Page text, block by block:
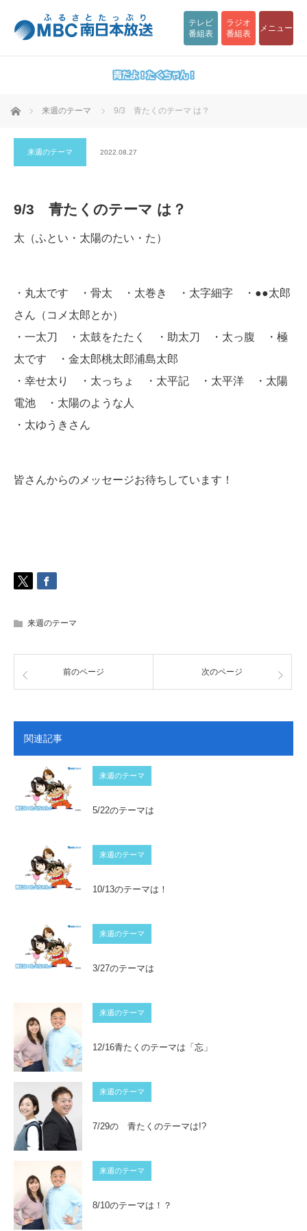
テレビ
番組表
ラジオ
番組表
メニュー
ホーム 来週のテーマ 9/3 青たくのテーマ は？
来週のテーマ 2022.08.27
9/3 青たくのテーマ は？
太（ふとい・太陽のたい・た）
・丸太です ・骨太 ・太巻き ・太字細字 ・●●太郎
さん（コメ太郎とか）
・一太刀 ・太鼓をたたく ・助太刀 ・太っ腹 ・極
太です ・金太郎桃太郎浦島太郎
・幸せ太り ・太っちょ ・太平記 ・太平洋 ・太陽
電池 ・太陽のような人
・太ゆうきさん
皆さんからのメッセージお待ちしています！
来週のテーマ
前のページ 次のページ
関連記事
来週のテーマ
5/22のテーマは
来週のテーマ
10/13のテーマは！
来週のテーマ
3/27のテーマは
来週のテーマ
12/16青たくのテーマは「忘」
来週のテーマ
7/29の 青たくのテーマは!?
来週のテーマ
8/10のテーマは！？